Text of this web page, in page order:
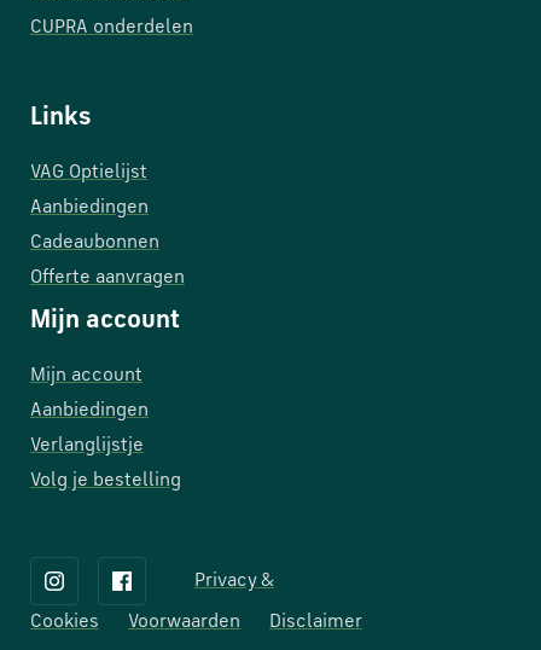
CUPRA onderdelen
Links
VAG Optielijst
Aanbiedingen
Cadeaubonnen
Offerte aanvragen
Mijn account
Mijn account
Aanbiedingen
Verlanglijstje
Volg je bestelling
Privacy &
Cookies Voorwaarden Disclaimer